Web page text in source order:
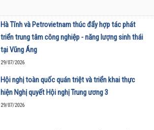
Hà Tĩnh và Petrovietnam thúc đẩy hợp tác phát
triển trung tâm công nghiệp - năng lượng sinh thái
tại Vũng Áng
29/07/2026
Hội nghị toàn quốc quán triệt và triển khai thực
hiện Nghị quyết Hội nghị Trung ương 3
29/07/2026